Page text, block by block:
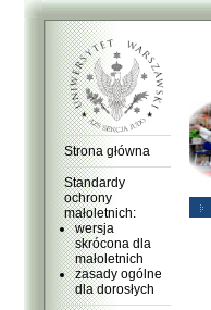
Strona główna
Standardy
ochrony
małoletnich:
wersja
skrócona dla
małoletnich
zasady ogólne
dla dorosłych